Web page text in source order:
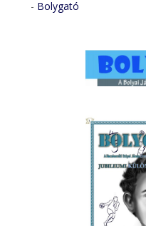
- Bolygató